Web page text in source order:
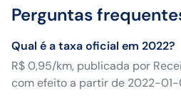
Perguntas
Qual é a taxa oficial em 2022?
R$ 0,95/km, publicada por
com efeito a partir de 2022-01-